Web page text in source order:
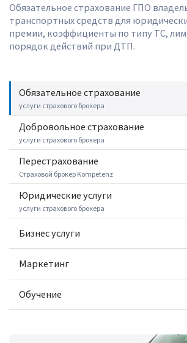
Обязательное страхование ГПО
транспортных средств для
премии, коэффициенты по типу ТС,
порядок действий при ДТП.
Обязательное страхование
услуги страхового брокера
Добровольное cтрахование
услуги страхового брокера
Перестрахование
Страховой брокер Kompetenz
Юридические услуги
услуги страхового брокера
Бизнес услуги
Маркетинг
Обучение